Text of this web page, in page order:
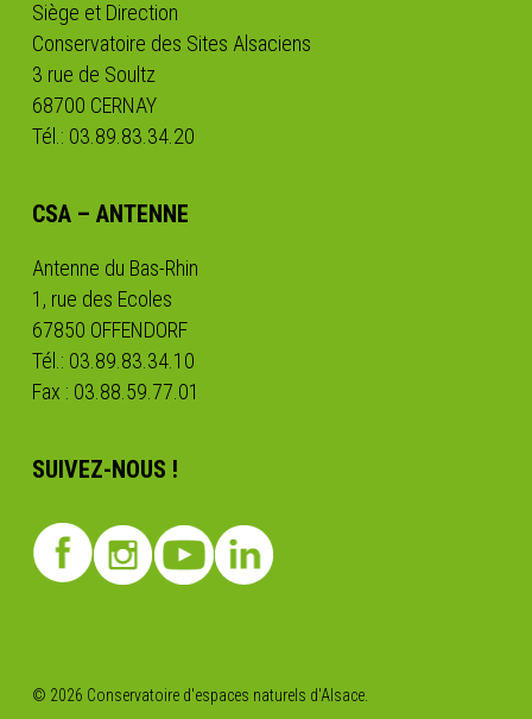
Siège et Direction
Conservatoire des Sites Alsaciens
3 rue de Soultz
68700 CERNAY
Tél.: 03.89.83.34.20
CSA – ANTENNE
Antenne du Bas-Rhin
1, rue des Ecoles
67850 OFFENDORF
Tél.: 03.89.83.34.10
Fax : 03.88.59.77.01
SUIVEZ-NOUS !
© 2026 Conservatoire d'espaces naturels d'Alsace.